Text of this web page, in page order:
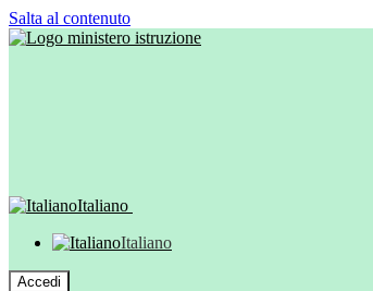
Salta al contenuto
Italiano
Italiano
Accedi